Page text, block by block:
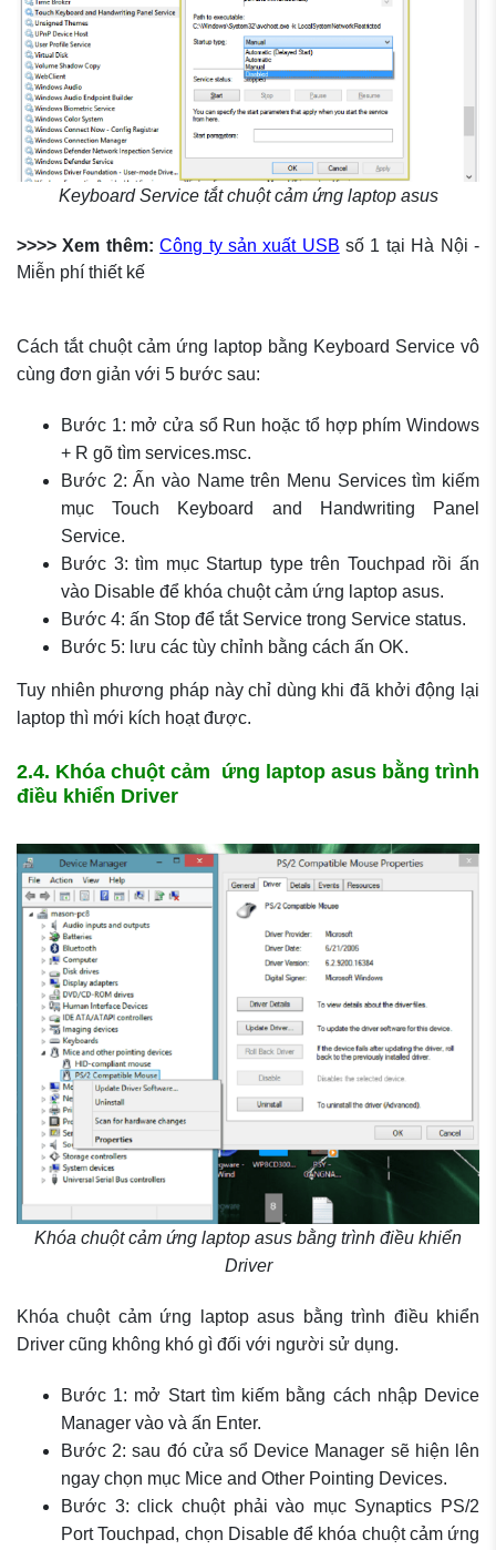
Keyboard Service tắt chuột cảm ứng laptop asus
>>>> Xem thêm: Công ty sản xuất USB số 1 tại Hà Nội -
Miễn phí thiết kế
Cách tắt chuột cảm ứng laptop bằng Keyboard Service vô
cùng đơn giản với 5 bước sau:
Bước 1: mở cửa sổ Run hoặc tổ hợp phím Windows
+ R gõ tìm services.msc.
Bước 2: Ấn vào Name trên Menu Services tìm kiếm
mục Touch Keyboard and Handwriting Panel
Service.
Bước 3: tìm mục Startup type trên Touchpad rồi ấn
vào Disable để khóa chuột cảm ứng laptop asus.
Bước 4: ấn Stop để tắt Service trong Service status.
Bước 5: lưu các tùy chỉnh bằng cách ấn OK.
Tuy nhiên phương pháp này chỉ dùng khi đã khởi động lại
laptop thì mới kích hoạt được.
2.4. Khóa chuột cảm ứng laptop asus bằng trình
điều khiển Driver
Khóa chuột cảm ứng laptop asus bằng trình điều khiển
Driver
Khóa chuột cảm ứng laptop asus bằng trình điều khiển
Driver cũng không khó gì đối với người sử dụng.
Bước 1: mở Start tìm kiếm bằng cách nhập Device
Manager vào và ấn Enter.
Bước 2: sau đó cửa sổ Device Manager sẽ hiện lên
ngay chọn mục Mice and Other Pointing Devices.
Bước 3: click chuột phải vào mục Synaptics PS/2
Port Touchpad, chọn Disable để khóa chuột cảm ứng